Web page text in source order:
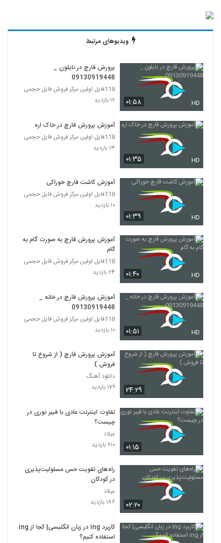
ویدیوهای مرتبط
۰۱:۵۸ HD
پرورش قارچ در نایلون _
09130919448
118فایل اولین مرکز فروش فایل حجمی
۱۲ بازدید
۰۱:۳۵ HD
آموزش پرورش قارچ در خاک اره
118فایل اولین مرکز فروش فایل حجمی
۱۳ بازدید
۰۱:۳۹ HD
آموزش کاشت قارچ خوراکی
118فایل اولین مرکز فروش فایل حجمی
۱۰ بازدید
۰۱:۴۰ HD
آموزش پرورش قارچ به صورت گام به
گام
118فایل اولین مرکز فروش فایل حجمی
۲۴ بازدید
۰۱:۵۱ HD
آموزش پرورش قارچ در خانه _
09130919448
118فایل اولین مرکز فروش فایل حجمی
۱۰ بازدید
۲۴:۲۹
آموزش پرورش قارچ ( از شروع تا
فروش )
دانلود آهنگ
۱۷۹ بازدید
۰۱:۱۵
تفاوت اینترنت عادی با فیبر نوری در
چیست؟
میلاد
۲۱۰ بازدید
۰۲:۲۰
راه‌های تقویت حس مسئولیت‌پذیری
در کودکان
میلاد
۱۸۶ بازدید
کاربرد ing در زبان انگلیسی| کجا از ing
استفاده کنیم؟